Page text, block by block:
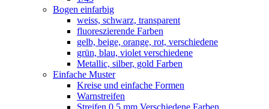
Bogen einfarbig
weiss, schwarz, transparent
fluoreszierende Farben
gelb, beige, orange, rot, verschiedene
grün, blau, violet verschiedene
Metallic, silber, gold Farben
Einfache Muster
Kreise und einfache Formen
Warnstreifen
Streifen 0,5 mm Verschiedene Farben